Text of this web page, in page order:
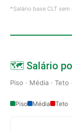
*Salário base CLT
🗺️ Salário
Piso · Média ·
Piso Média Teto